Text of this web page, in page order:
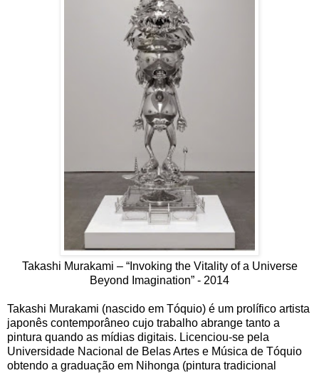
Takashi Murakami – “Invoking the Vitality of a Universe
Beyond Imagination” - 2014
Takashi Murakami (nascido em Tóquio) é um prolífico artista
japonês contemporâneo cujo trabalho abrange tanto a
pintura quando as mídias digitais. Licenciou-se pela
Universidade Nacional de Belas Artes e Música de Tóquio
obtendo a graduação em Nihonga (pintura tradicional